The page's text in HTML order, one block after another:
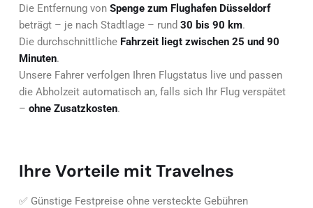
Die Entfernung von Spenge zum Flughafen Düsseldorf
beträgt – je nach Stadtlage – rund 30 bis 90 km.
Die durchschnittliche Fahrzeit liegt zwischen 25 und 90
Minuten.
Unsere Fahrer verfolgen Ihren Flugstatus live und passen
die Abholzeit automatisch an, falls sich Ihr Flug verspätet
– ohne Zusatzkosten.
Ihre Vorteile mit Travelnes
✅ Günstige Festpreise ohne versteckte Gebühren